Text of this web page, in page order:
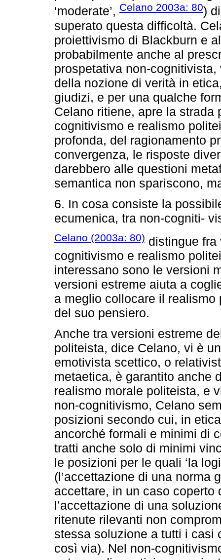
‘moderate’, Celano 2003a: 80)
superato questa difficoltà.
proiettivismo di Blackburn e
probabilmente anche al
prospetativa non-
della nozione di verità in
giudizi, e per una qualche
Celano ritiene, apre la strada
cognitivismo e realismo
profonda, del ragionamento
convergenza, le risposte
darebbero alle questioni
semantica non spariscono,
6. In cosa consiste la
ecumenica, tra non-cogniti-
Celano (2003a: 80) distingue fra
cognitivismo e realismo
interessano sono le versioni
versioni estreme aiuta a
a meglio collocare il
del suo pensiero.
Anche tra versioni estreme
politeista, dice Celano, vi è
emotivista scettico, o
metaetica, è garantito anche
realismo morale politeista, e
non-cognitivismo, Celano
posizioni secondo cui, in
ancorché formali e minimi di
tratti anche solo di minimi
le posizioni per le quali ‘la
(l’accettazione di una norma
accettare, in un caso
l’accettazione di una
ritenute rilevanti non
stessa soluzione a tutti i casi
così via). Nel non-